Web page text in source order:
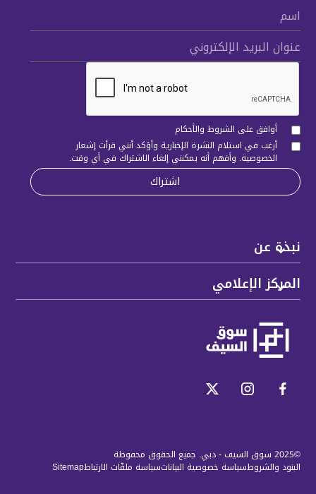
نبذة عن
المركز الإعلامي
اسم
عنوان البريد الإلكتروني
أوافق على الشروط والأحكام
أرغب في استلام النشرة الإخبارية وأؤكد أنني قرأتإشعار
الخصوصية. وأفهم أنه يمكنني إلغاء الاشتراك في أي وقت.
©2025 سوق السيف - دبي. جميع الحقوق محفوظة
البنود والشروطسياسة خصوصية البياناتسياسة ملفّات الارتباطSitemap